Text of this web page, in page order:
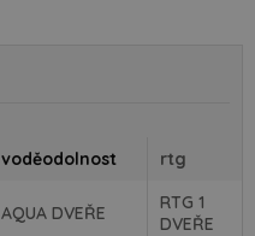
voděodolnost
rtg
AQUA DVEŘE
RTG 1
DVEŘE